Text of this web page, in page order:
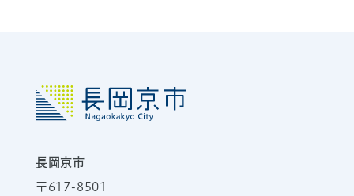
長岡京市
〒617-8501